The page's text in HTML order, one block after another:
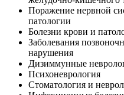
Поражение нервной
патологии
Болезни крови и
Заболевания
нарушения
Дизиммунные
Психоневрология
Стоматология и